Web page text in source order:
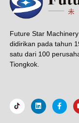
Future Star
didirikan pada tahun
satu dari 100
Tiongkok.